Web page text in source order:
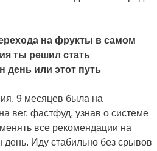
на фрукты в самом
ты решил стать
день или этот путь
9 месяцев была на
вег. фастфуд, узнав о системе
все рекомендации на
день. Иду стабильно без срывов